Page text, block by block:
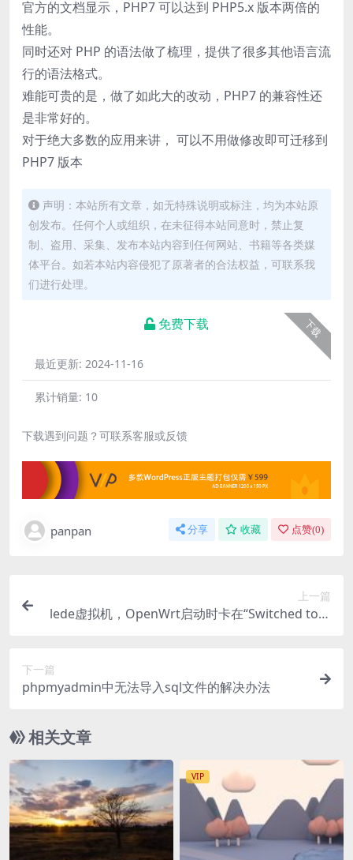
官方的文档显示，PHP7 可以达到 PHP5.x 版本两倍的
性能。
同时还对 PHP 的语法做了梳理，提供了很多其他语言流
行的语法格式。
难能可贵的是，做了如此大的改动，PHP7 的兼容性还
是非常好的。
对于绝大多数的应用来讲， 可以不用做修改即可迁移到
PHP7 版本
声明：本站所有文章，如无特殊说明或标注，均为本站原
创发布。任何个人或组织，在未征得本站同意时，禁止复
制、盗用、采集、发布本站内容到任何网站、书籍等各类媒
体平台。如若本站内容侵犯了原著者的合法权益，可联系我
们进行处理。
下载
免费下载
最近更新: 2024-11-16
累计销量: 10
下载遇到问题？可联系客服或反馈
panpan 分享 收藏 点赞(0)
上一篇
lede虚拟机，OpenWrt启动时卡在“Switched to cl
下一篇
phpmyadmin中无法导入sql文件的解决办法
相关文章
VIP